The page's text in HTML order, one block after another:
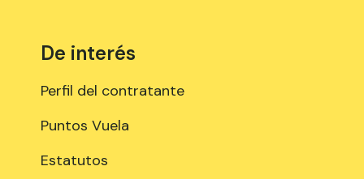
De interés
Perfil del contratante
Puntos Vuela
Estatutos